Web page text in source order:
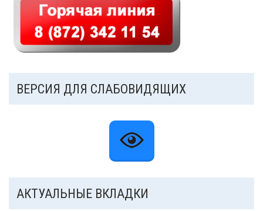
ВЕРСИЯ ДЛЯ СЛАБОВИДЯЩИХ
АКТУАЛЬНЫЕ ВКЛАДКИ